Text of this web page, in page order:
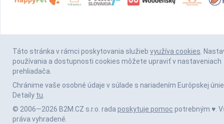
Táto stránka v rámci poskytovania služieb využíva cookies.
používania a dostupnosti cookies môžete upraviť v nastaveniach
prehliadača.
Chránime vaše osobné údaje v súlade s nariadením Európskej únie
Detaily tu.
© 2006—2026 B2M.CZ s.r.o. rada poskytuje pomoc potrebným ♥️.
práva vyhradené.